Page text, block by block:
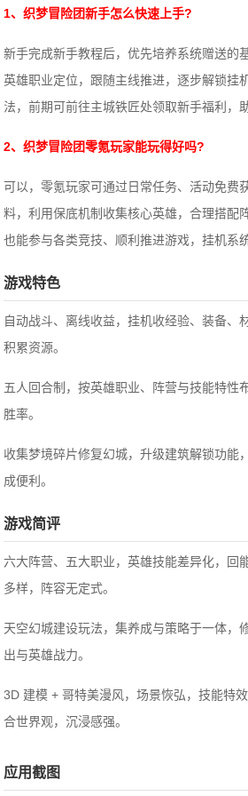
1、织梦冒险团新手怎么快速上手?
新手完成新手教程后，优先培养系统赠送的
英雄职业定位，跟随主线推进，逐步解锁挂
法，前期可前往主城铁匠处领取新手福利，
2、织梦冒险团零氪玩家能玩得好吗?
可以，零氪玩家可通过日常任务、活动免费
料，利用保底机制收集核心英雄，合理搭配
也能参与各类竞技、顺利推进游戏，挂机系
游戏特色
自动战斗、离线收益，挂机收经验、装备、
积累资源。
五人回合制，按英雄职业、阵营与技能特性
胜率。
收集梦境碎片修复幻城，升级建筑解锁功能
成便利。
游戏简评
六大阵营、五大职业，英雄技能差异化，回
多样，阵容无定式。
天空幻城建设玩法，集养成与策略于一体，
出与英雄战力。
3D 建模 + 哥特美漫风，场景恢弘，技能特
合世界观，沉浸感强。
应用截图